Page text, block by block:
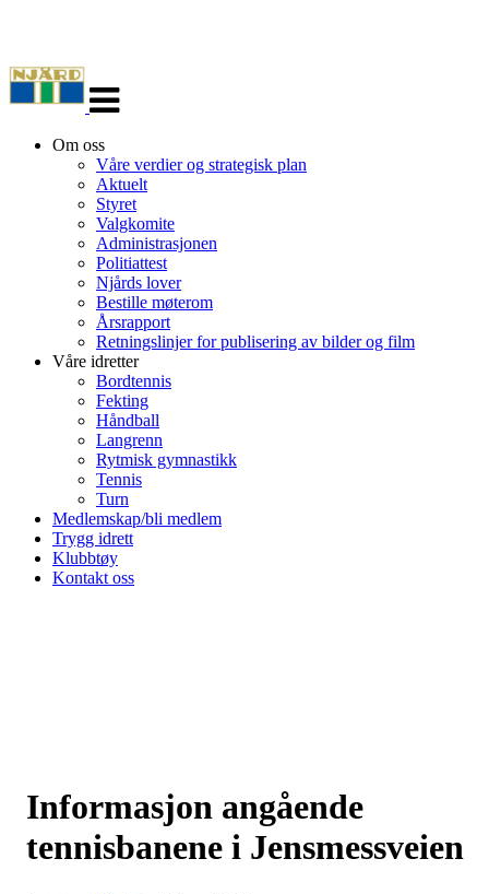
navigasjon
Om oss
Våre verdier og strategisk plan
Aktuelt
Styret
Valgkomite
Administrasjonen
Politiattest
Njårds lover
Bestille møterom
Årsrapport
Retningslinjer for publisering av bilder og film
Våre idretter
Bordtennis
Fekting
Håndball
Langrenn
Rytmisk gymnastikk
Tennis
Turn
Medlemskap/bli medlem
Trygg idrett
Klubbtøy
Kontakt oss
Informasjon angående
tennisbanene i Jensmessveien